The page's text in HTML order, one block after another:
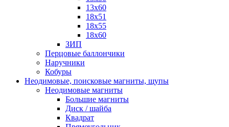
13х60
18х51
18х55
18х60
ЗИП
Перцовые баллончики
Наручники
Кобуры
Неодимовые, поисковые магниты, щупы
Неодимовые магниты
Большие магниты
Диск / шайба
Квадрат